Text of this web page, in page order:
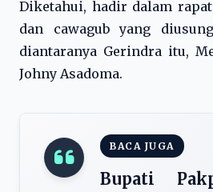
Diketahui, hadir dalam
dan cawagub yang
diantaranya Gerindra itu,
Johny Asadoma.
BACA JUGA
Bupati